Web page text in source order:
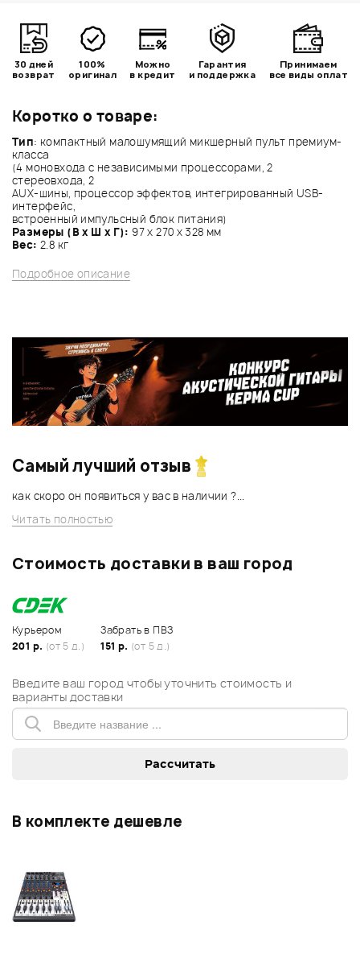
Коротко о товаре:
Тип: компактный малошумящий микшерный пульт премиум-
класса
(4 моновхода с независимыми процессорами, 2
стереовхода, 2
AUX-шины, процессор эффектов, интегрированный USB-
интерфейс,
встроенный импульсный блок питания)
Размеры (В х Ш х Г): 97 х 270 х 328 мм
Вес: 2.8 кг
Подробное описание
30 дней
возврат
100%
оригинал
Можно
в кредит
Гарантия
и поддержка
Принимаем
все виды оплат
Самый лучший отзыв
как скоро он появиться у вас в наличии ?...
Читать полностью
Стоимость доставки в ваш город
Курьером
201 р. (от 5 д.)
Забрать в ПВЗ
151 р. (от 5 д.)
Введите ваш город чтобы уточнить стоимость и
варианты доставки
В комплекте дешевле